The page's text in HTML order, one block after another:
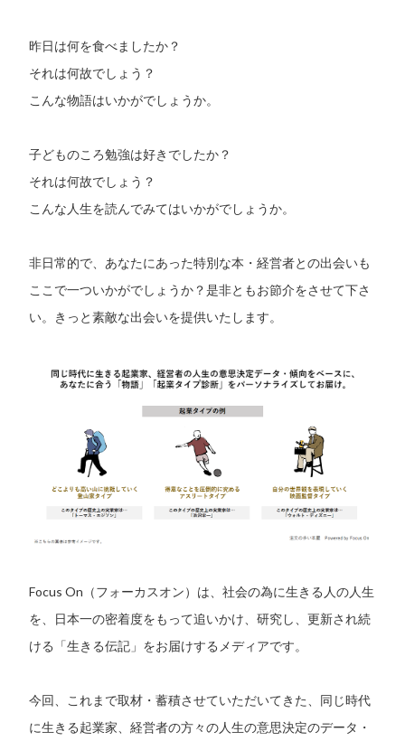
昨日は何を食べましたか？
それは何故でしょう？
こんな物語はいかがでしょうか。
子どものころ勉強は好きでしたか？
それは何故でしょう？
こんな人生を読んでみてはいかがでしょうか。
非日常的で、あなたにあった特別な本・経営者との出会いも
ここで一ついかがでしょうか？是非ともお節介をさせて下さ
い。きっと素敵な出会いを提供いたします。
Focus On（フォーカスオン）は、社会の為に生きる人の人生
を、日本一の密着度をもって追いかけ、研究し、更新され続
ける「生きる伝記」をお届けするメディアです。
今回、これまで取材・蓄積させていただいてきた、同じ時代
に生きる起業家、経営者の方々の人生の意思決定のデータ・